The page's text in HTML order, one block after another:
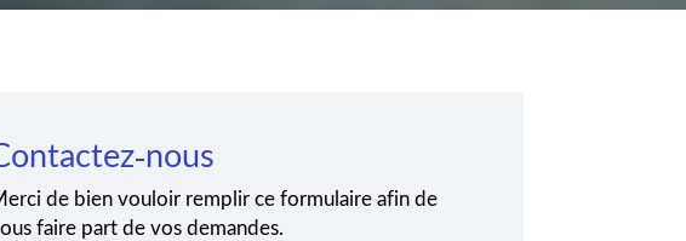
nous
de bien vouloir remplir ce formulaire afin de
faire part de vos demandes.